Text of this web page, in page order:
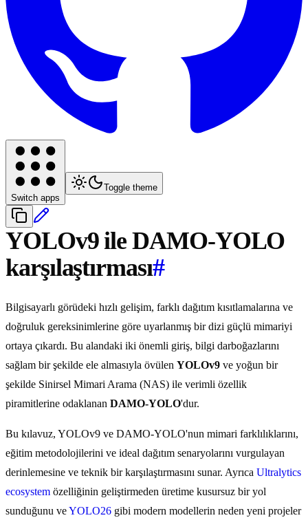
Switch apps
Toggle theme
YOLOv9 ile DAMO-YOLO
karşılaştırması#
Bilgisayarlı görüdeki hızlı gelişim, farklı dağıtım kısıtlamalarına ve
doğruluk gereksinimlerine göre uyarlanmış bir dizi güçlü mimariyi
ortaya çıkardı. Bu alandaki iki önemli giriş, bilgi darboğazlarını
sağlam bir şekilde ele almasıyla övülen YOLOv9 ve yoğun bir
şekilde Sinirsel Mimari Arama (NAS) ile verimli özellik
piramitlerine odaklanan DAMO-YOLO'dur.
Bu kılavuz, YOLOv9 ve DAMO-YOLO'nun mimari farklılıklarını,
eğitim metodolojilerini ve ideal dağıtım senaryolarını vurgulayan
derinlemesine ve teknik bir karşılaştırmasını sunar. Ayrıca Ultralytics
ecosystem özelliğinin geliştirmeden üretime kusursuz bir yol
sunduğunu veYOLO26 gibi modern modellerin neden yeni projeler